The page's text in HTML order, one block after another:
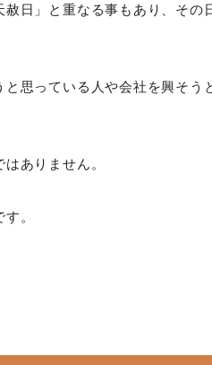
赦日」と重なる事もあり、その
思っている人や会社を興そう
ありません。
。